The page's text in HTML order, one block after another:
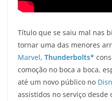
Título que se saiu mal nas
tornar uma das menores
Marvel, Thunderbolts*
comoção no boca a boca,
até um novo público no
assistidos no serviço desde